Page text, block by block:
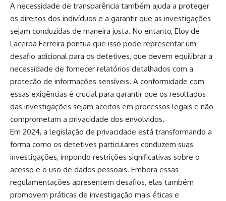
A necessidade de transparência também ajuda a proteger
os direitos dos indivíduos e a garantir que as investigações
sejam conduzidas de maneira justa. No entanto, Eloy de
Lacerda Ferreira pontua que isso pode representar um
desafio adicional para os detetives, que devem equilibrar a
necessidade de fornecer relatórios detalhados com a
proteção de informações sensíveis. A conformidade com
essas exigências é crucial para garantir que os resultados
das investigações sejam aceitos em processos legais e não
comprometam a privacidade dos envolvidos.
Em 2024, a legislação de privacidade está transformando a
forma como os detetives particulares conduzem suas
investigações, impondo restrições significativas sobre o
acesso e o uso de dados pessoais. Embora essas
regulamentações apresentem desafios, elas também
promovem práticas de investigação mais éticas e